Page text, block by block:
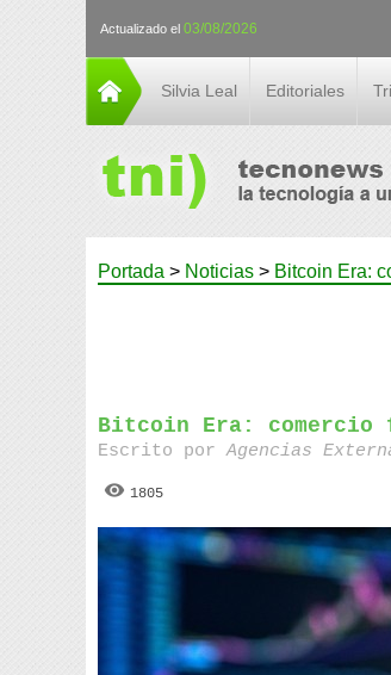
Actualizado el 03/08/2026
Silvia Leal Editoriales
Portada > Noticias > Bitcoin Era:
Bitcoin Era:
Escrito porAgencias
1805